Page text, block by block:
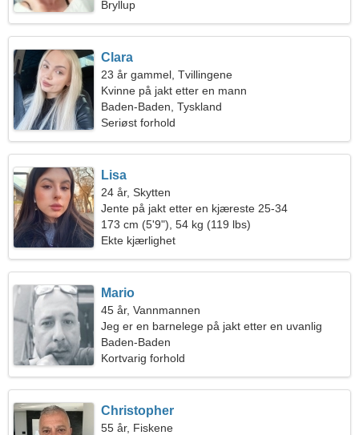
Bryllup
Clara
23 år gammel, Tvillingene
Kvinne på jakt etter en mann
Baden-Baden, Tyskland
Seriøst forhold
Lisa
24 år, Skytten
Jente på jakt etter en kjæreste 25-34
173 cm (5'9"), 54 kg (119 lbs)
Ekte kjærlighet
Mario
45 år, Vannmannen
Jeg er en barnelege på jakt etter en uvanlig
kvinne
Baden-Baden
Kortvarig forhold
Christopher
55 år, Fiskene